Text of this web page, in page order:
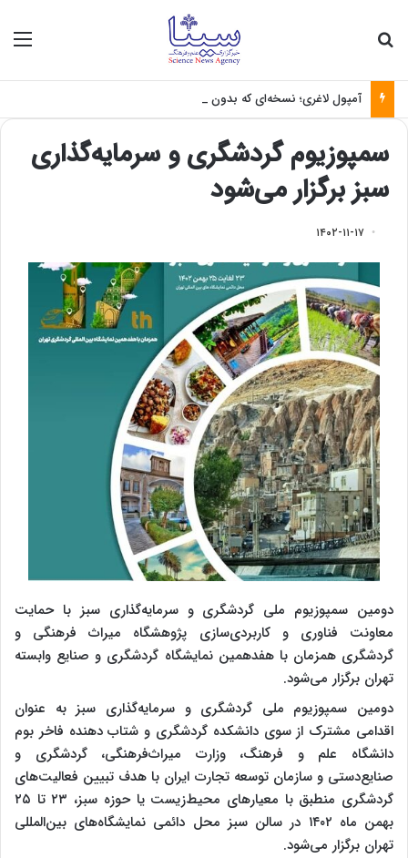
آمپول لاغری؛ نسخه‌ای که بدون تغذیه خطرناک می‌شود
سمپوزیوم گردشگری و سرمایه‌گذاری
سبز برگزار می‌شود
۱۴۰۲-۱۱-۱۷
دومین سمپوزیوم ملی گردشگری و سرمایه‌گذاری سبز با حمایت
معاونت فناوری و کاربردی‌سازی پژوهشگاه میراث فرهنگی و
گردشگری همزمان با هفدهمین نمایشگاه گردشگری و صنایع وابسته
تهران برگزار می‌شود.
دومین سمپوزیوم ملی گردشگری و سرمایه‌گذاری سبز به عنوان
اقدامی مشترک از سوی دانشکده گردشگری و شتاب دهنده فاخر بوم
دانشگاه علم و فرهنگ، وزارت میراث‌فرهنگی، گردشگری و
صنایع‌دستی و سازمان توسعه تجارت ایران با هدف تبیین فعالیت‌های
گردشگری منطبق با معیارهای محیط‌زیست یا حوزه سبز، ۲۳ تا ۲۵
بهمن ماه ۱۴۰۲ در سالن سبز محل دائمی نمایشگاه‌های بین‌المللی
تهران برگزار می‌شود.